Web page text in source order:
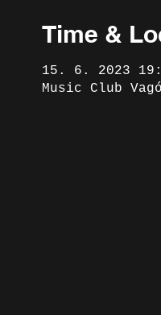
Time &
15. 6. 2023
Music Club